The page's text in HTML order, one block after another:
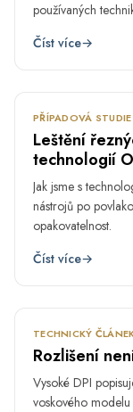
používaných
Číst více→
ČVN
PŘÍPADOVÁ STUDIE
Leštění
technologií
Jak jsme s
nástrojů po
opakovatelnost.
Číst více→
KVĚ
TECHNICKÝ
Rozlišení
Vysoké DPI
voskového